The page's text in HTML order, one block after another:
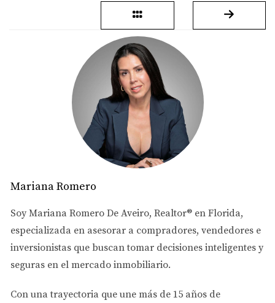
Migración Tecnológica a Miami
La migración tecnológica es evidente. Muchas startups y
empresas consolidadas han elegido Miami como su
nueva sede. Esto no solo aporta empleos, sino que
también eleva el perfil económico de la ciudad.
Estudio de Caso: La llegada de empresas
Una notable empresa que se mudó a Miami es
2021, anunciaron la apertura de una nueva oficina. Esto
espacios residenciales cercanos.
"Si buscas oportunidades en el sector
inmobiliario, ¡no dudes en investigar más
Mariana Romero
Soy Mariana Romero De Aveiro, Realtor® en Florida,
especializada en asesorar a compradores, vendedores e
inversionistas que buscan tomar decisiones inteligentes y
seguras en el mercado inmobiliario.
Con una trayectoria que une más de 15 años de